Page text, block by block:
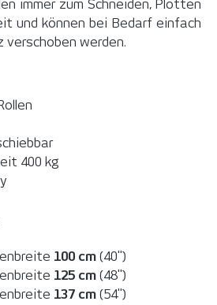
immer zum Schneiden, Plotten
und können bei Bedarf einfach
werden.
400 kg
100 cm (40")
125 cm (48")
137 cm (54")